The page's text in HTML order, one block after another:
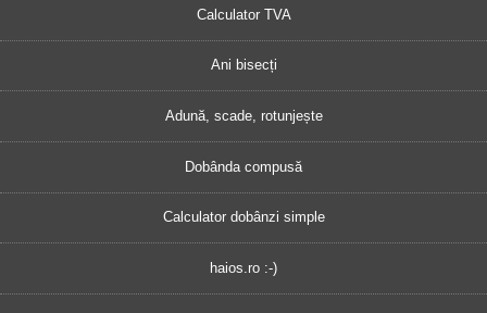
Calculator TVA
Ani bisecți
Adună, scade, rotunjește
Dobânda compusă
Calculator dobânzi simple
haios.ro :-)